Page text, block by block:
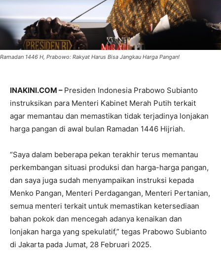
Ramadan 1446 H, Prabowo: Rakyat Harus Bisa Jangkau Harga Pangan!
INAKINI.COM – Presiden Indonesia Prabowo Subianto
instruksikan para Menteri Kabinet Merah Putih terkait
agar memantau dan memastikan tidak terjadinya lonjakan
harga pangan di awal bulan Ramadan 1446 Hijriah.
“Saya dalam beberapa pekan terakhir terus memantau
perkembangan situasi produksi dan harga-harga pangan,
dan saya juga sudah menyampaikan instruksi kepada
Menko Pangan, Menteri Perdagangan, Menteri Pertanian,
semua menteri terkait untuk memastikan ketersediaan
bahan pokok dan mencegah adanya kenaikan dan
lonjakan harga yang spekulatif,” tegas Prabowo Subianto
di Jakarta pada Jumat, 28 Februari 2025.